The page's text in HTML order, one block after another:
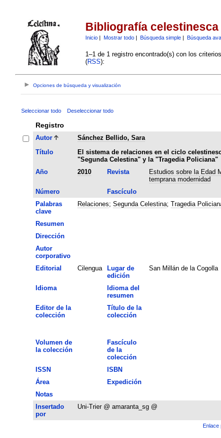
Bibliografía celestinesca
Inicio| Mostrar todo| Búsqueda simple| Búsqueda
1–1 de 1 registro encontrado(s) con los
(RSS):
Opciones de búsqueda y visualización
Seleccionar todo Deseleccionar todo
Registro
Autor
Sánchez Bellido, Sara
Título
El sistema de relaciones en el ciclo
"Segunda Celestina" y la "Tragedia Policiana"
Año
2010 Revista
Estudios sobre la Edad
temprana modernidad
Número
Fascículo
Palabras
clave
Relaciones; Segunda Celestina; Tragedia
Resumen
Dirección
Autor
corporativo
Editorial
Cilengua
Lugar de
edición
San Millán de la Cogolla
Idioma
Idioma del
resumen
Editor de la
colección
Título de la
colección
Volumen de
la colección
Fascículo
de la
colección
ISSN
ISBN
Área
Expedición
Notas
Insertado
por
Uni-Trier @ amaranta_sg @
Enlace